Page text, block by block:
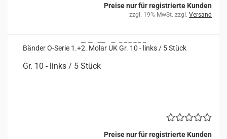
Preise nur für registrierte Kunden
zzgl. 19% MwSt. zzgl. Versand
Bän­der O-​Serie 1.+2. Molar UK Gr. 10 - links / 5 Stück
Gr. 10 - links / 5 Stück
Preise nur für registrierte Kunden